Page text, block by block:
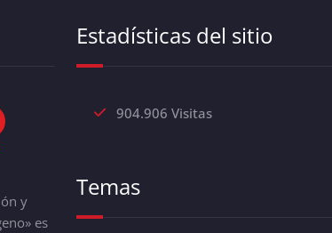
y
es
Estadísticas del sitio
904.906 Visitas
Temas